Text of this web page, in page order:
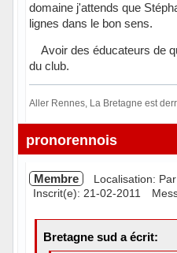
domaine j'attends que
lignes dans le bon sens.
Avoir des éducateurs de
du club.
Aller Rennes, La Bretagne est
Hors ligne
pronorennois
Membre
Localisation:
Inscrit(e): 21-02-2011
Bretagne sud a écrit: